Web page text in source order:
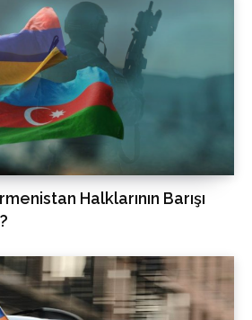
Halklarının Barışı